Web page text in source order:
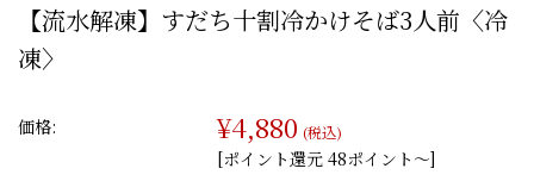
【流水解凍】すだち十割冷かけそば3人前〈冷
凍〉
価格: ¥4,880 (税込)
[ポイント還元 48ポイント〜]